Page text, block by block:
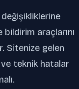
bildirim araçlarını
Sitenize gelen
ve teknik hatalar